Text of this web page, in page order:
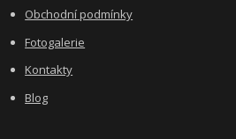
Obchodní podmínky
Fotogalerie
Kontakty
Blog